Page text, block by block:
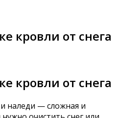
кровли от снега
кровли от снега
наледи — сложная и